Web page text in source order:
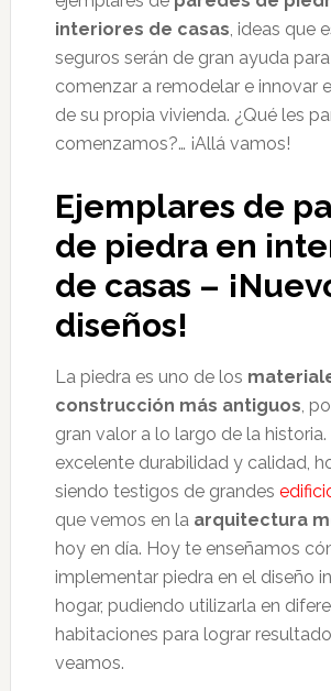
interiores de casas , ideas que
seguros serán de gran ayuda
comenzar a remodelar e innovar
de su propia vivienda. ¿Qué les
comenzamos?… ¡Allá vamos!
Ejemplares de
de piedra en
de casas –
diseños!
La piedra es uno de los
construcción más antiguos ,
gran valor a lo largo de la historia.
excelente durabilidad y calidad,
siendo testigos de grandes
que vemos en la arquitectura
hoy en día. Hoy te enseñamos
implementar piedra en el diseño
hogar, pudiendo utilizarla en
habitaciones para lograr
veamos.